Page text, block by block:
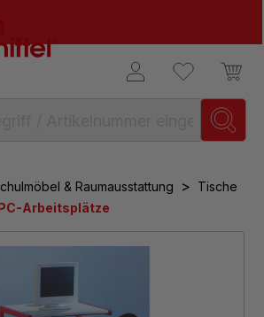
& Raumausstattung > Tische
Arbeitsplätze